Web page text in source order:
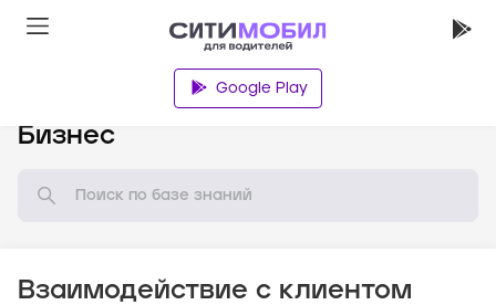
Google Play
Бизнес
Взаимодействие с клиентом